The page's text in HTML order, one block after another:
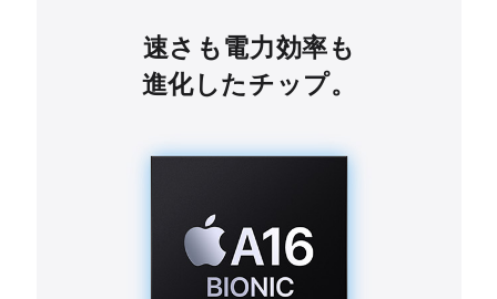
速さも電力効率も
進化したチップ。